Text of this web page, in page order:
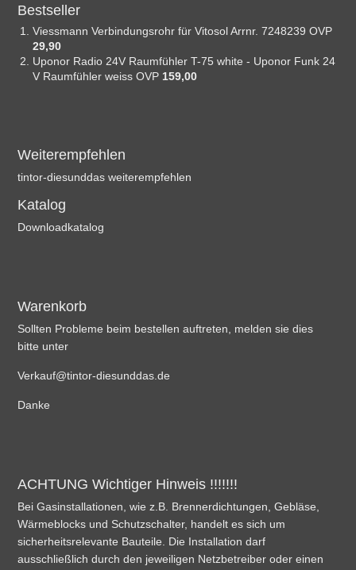
Bestseller
Viessmann Verbindungsrohr für Vitosol Arrnr. 7248239 OVP
29,90 
Uponor Radio 24V Raumfühler T-75 white - Uponor Funk 24
V Raumfühler weiss OVP 159,00 
Weiterempfehlen
tintor-diesunddas weiterempfehlen
Katalog
Downloadkatalog
Warenkorb
Sollten Probleme beim bestellen auftreten, melden sie dies
bitte unter
Verkauf@tintor-diesunddas.de
Danke
ACHTUNG Wichtiger Hinweis !!!!!!!
Bei Gasinstallationen, wie z.B. Brennerdichtungen, Gebläse,
Wärmeblocks und Schutzschalter, handelt es sich um
sicherheitsrelevante Bauteile. Die Installation darf
ausschließlich durch den jeweiligen Netzbetreiber oder einen